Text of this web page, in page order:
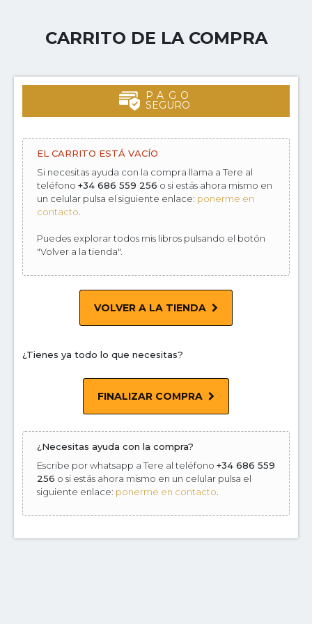
CARRITO DE LA COMPRA
PAGO
SEGURO
EL CARRITO ESTÁ VACÍO
Si necesitas ayuda con la compra llama a Tere al
teléfono +34 686 559 256 o si estás ahora mismo en
un celular pulsa el siguiente enlace: ponerme en
contacto
Puedes explorar todos mis libros pulsando el botón
"Volver a la tienda".
VOLVER A LA TIENDA
¿Tienes ya todo lo que necesitas?
FINALIZAR COMPRA
¿Necesitas ayuda con la compra?
Escribe por whatsapp a Tere al teléfono +34 686 559
256 o si estás ahora mismo en un celular pulsa el
siguiente enlace: ponerme en contacto